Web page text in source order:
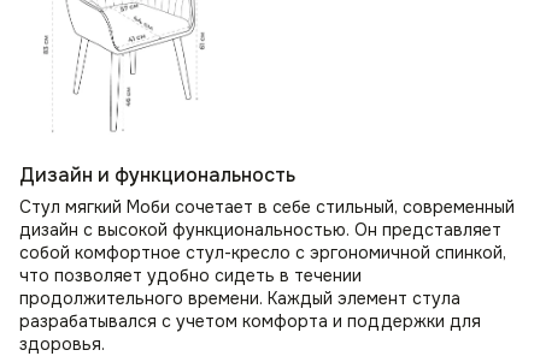
Дизайн и функциональность
Стул мягкий Моби сочетает в себе стильный, современный
дизайн с высокой функциональностью. Он представляет
собой комфортное стул-кресло с эргономичной спинкой,
что позволяет удобно сидеть в течении
продолжительного времени. Каждый элемент стула
разрабатывался с учетом комфорта и поддержки для
здоровья.